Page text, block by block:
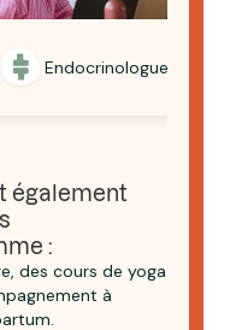
Endocrinologues
également
:
des cours de yoga
à